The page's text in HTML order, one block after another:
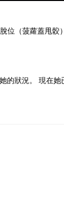
位（菠蘿蓋甩骹
的狀況。 現在她